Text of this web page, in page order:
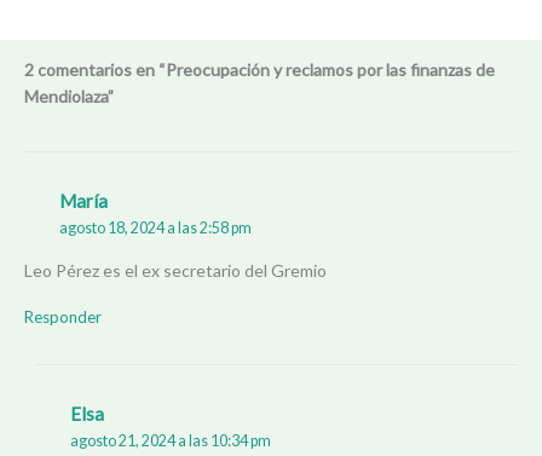
2 comentarios en “Preocupación y reclamos por las finanzas de
Mendiolaza”
María
agosto 18, 2024 a las 2:58 pm
Leo Pérez es el ex secretario del Gremio
Responder
Elsa
agosto 21, 2024 a las 10:34 pm